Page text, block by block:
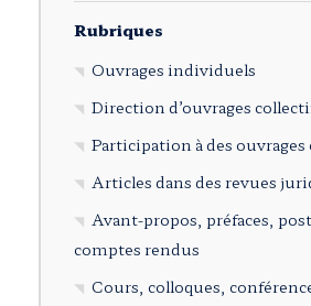
Rubriques
Ouvrages individuels
Direction d’ouvrages
Participation à des
Articles dans des revues
Avant-propos, préfaces,
comptes rendus
Cours, colloques,